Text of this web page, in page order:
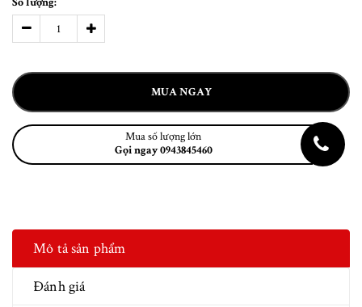
MUA NGAY
Mua số lượng lớn
Gọi ngay 0943845460
Mô tả sản phẩm
Đánh giá